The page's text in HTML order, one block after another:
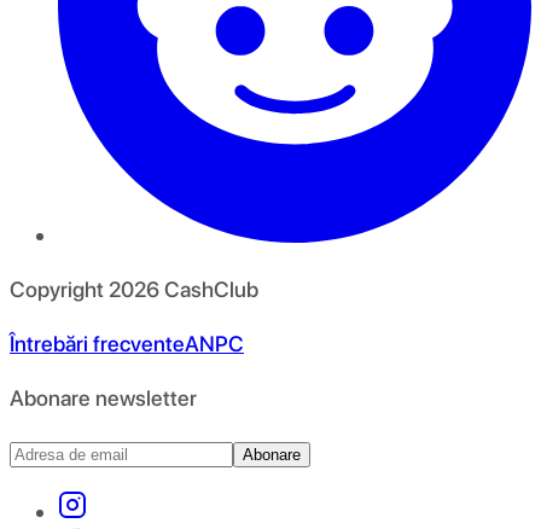
Copyright 2026CashClub
Întrebări frecventeANPC
Abonare newsletter
Abonare